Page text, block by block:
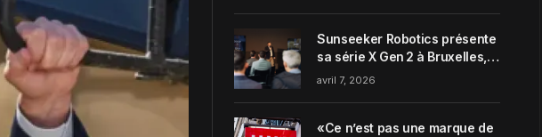
Sunseeker Robotics présente
sa série X Gen 2 à Bruxelles,
incarnant parfaitement le
avril 7, 2026
«Ce n’est pas une marque de